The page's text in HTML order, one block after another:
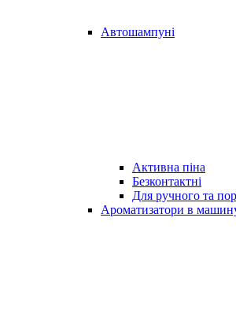
Автошампуні
Активна піна
Безконтактні
Для ручного та
Ароматизатори в